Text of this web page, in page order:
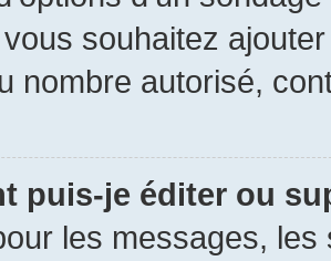
souhaitez
nombre autorisé,
puis-je éditer ou
les messages,